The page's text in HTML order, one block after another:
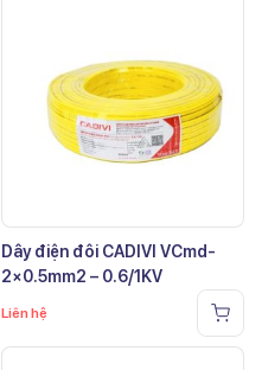
Dây điện đôi CADIVI VCmd-
2×0.5mm2 – 0.6/1KV
Liên hệ